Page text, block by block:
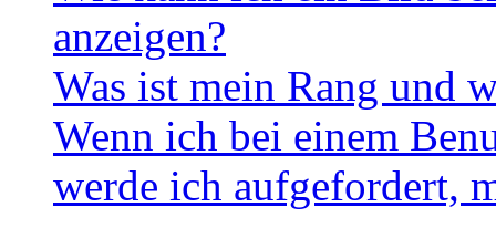
anzeigen?
Was ist mein Rang und
Wenn ich bei einem
werde ich aufgefordert,